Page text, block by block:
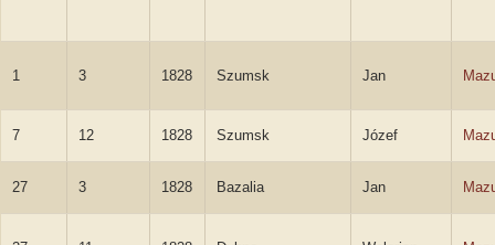
1 3 1828 Szumsk Jan
7 12 1828 Szumsk Józef
27 3 1828 Bazalia Jan